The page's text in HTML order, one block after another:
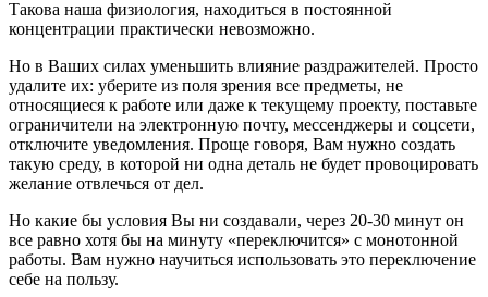
Такова наша физиология, находиться в постоянной
концентрации практически невозможно.
Но в Ваших силах уменьшить влияние раздражителей. Просто
удалите их: уберите из поля зрения все предметы, не
относящиеся к работе или даже к текущему проекту, поставьте
ограничители на электронную почту, мессенджеры и соцсети,
отключите уведомления. Проще говоря, Вам нужно создать
такую среду, в которой ни одна деталь не будет провоцировать
желание отвлечься от дел.
Но какие бы условия Вы ни создавали, через 20-30 минут он
все равно хотя бы на минуту «переключится» с монотонной
работы. Вам нужно научиться использовать это переключение
себе на пользу.